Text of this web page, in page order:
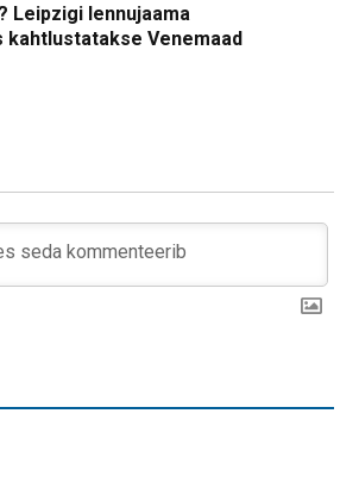
Leipzigi lennujaama
Venemaad